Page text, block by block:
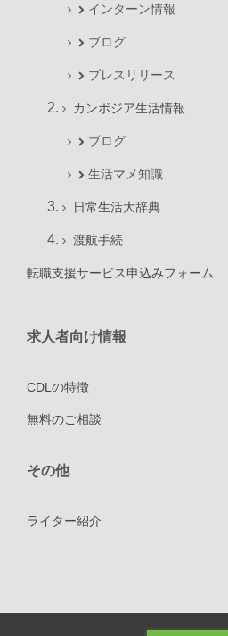
インターン情報
ブログ
プレスリリース
カンボジア生活情報
ブログ
生活マメ知識
日常生活大辞典
渡航手続
転職支援サービス申込みフォーム
求人者向け情報
CDLの特徴
無料のご相談
その他
ライター紹介